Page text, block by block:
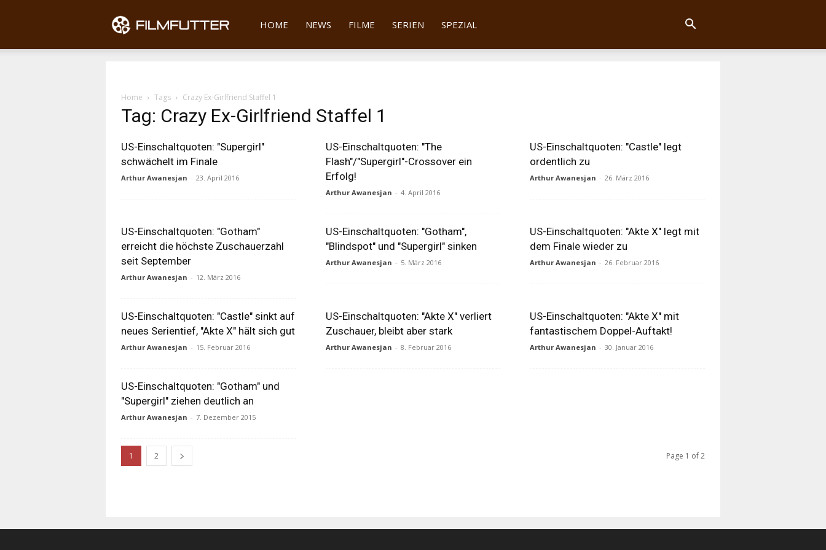
Filmfutter
HOME NEWS FILME SERIEN SPEZIAL
Home Tags Crazy Ex-Girlfriend Staffel 1
Tag: Crazy Ex-Girlfriend Staffel 1
US-Einschaltquoten: "Supergirl"
schwächelt im Finale
Arthur Awanesjan - 23. April 2016
US-Einschaltquoten: "The
Flash"/"Supergirl"-Crossover ein
Erfolg!
Arthur Awanesjan - 4. April 2016
US-Einschaltquoten: "Castle" legt
ordentlich zu
Arthur Awanesjan - 26. März 2016
US-Einschaltquoten: "Gotham"
erreicht die höchste Zuschauerzahl
seit September
Arthur Awanesjan - 12. März 2016
US-Einschaltquoten: "Gotham",
"Blindspot" und "Supergirl" sinken
Arthur Awanesjan - 5. März 2016
US-Einschaltquoten: "Akte X" legt mit
dem Finale wieder zu
Arthur Awanesjan - 26. Februar 2016
US-Einschaltquoten: "Castle" sinkt auf
neues Serientief, "Akte X" hält sich gut
Arthur Awanesjan - 15. Februar 2016
US-Einschaltquoten: "Akte X" verliert
Zuschauer, bleibt aber stark
Arthur Awanesjan - 8. Februar 2016
US-Einschaltquoten: "Akte X" mit
fantastischem Doppel-Auftakt!
Arthur Awanesjan - 30. Januar 2016
US-Einschaltquoten: "Gotham" und
"Supergirl" ziehen deutlich an
Arthur Awanesjan - 7. Dezember 2015
1 2 Page 1 of 2